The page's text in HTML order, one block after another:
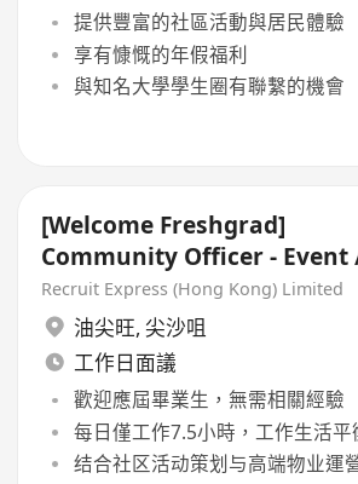
提供豐富的社區活動與居民體驗
享有慷慨的年假福利
與知名大學學生圈有聯繫的機會
[Welcome Freshgrad]
Community Officer - Event
Property Management
Recruit Express (Hong Kong) Limited
油尖旺, 尖沙咀
工作日面議
歡迎應屆畢業生，無需相關經驗
每日僅工作7.5小時，工作生活平
结合社区活动策划与高端物业運